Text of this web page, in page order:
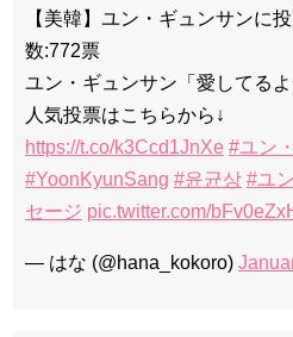
【美韓】ユン・ギュンサンに
数:772票
ユン・ギュンサン「愛してる
人気投票はこちらから↓
https://t.co/k3Ccd1JnXe #ユン
#YoonKyunSang #윤균상 #ユ
セージ pic.twitter.com/
— はな (@hana_kokoro)